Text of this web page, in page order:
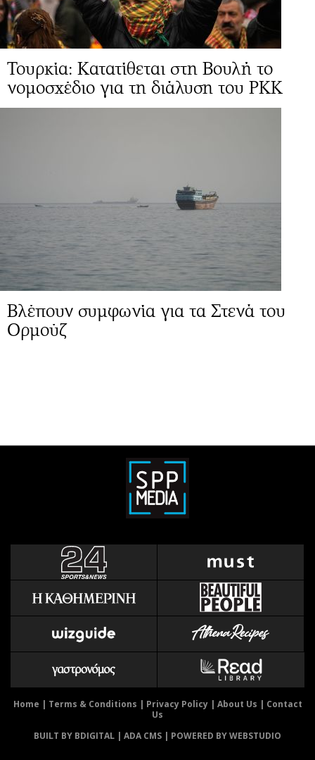
Τουρκία: Κατατίθεται στη Βουλή το
νομοσχέδιο για τη διάλυση του ΡΚΚ
Βλέπουν συμφωνία για τα Στενά του
Ορμούζ
Home | Terms & Conditions | Privacy Policy| About Us | Contact
Us
BUILT BY BDIGITAL | ADA CMS | POWERED BY WEBSTUDIO